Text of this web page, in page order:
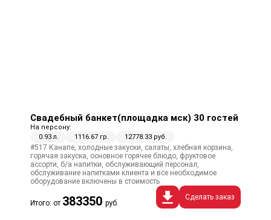
Свадебный банкет(площадка мск) 30 гостей
На персону:
0.93 л.
1116.67 гр. 12778.33 руб.
#517 Канапе, холодные закуски, салаты, хлебная корзина,
горячая закуска, основное горячее блюдо, фруктовое
ассорти, б/а напитки, обслуживающий персонал,
обслуживание напитками клиента и все необходимое
оборудование включены в стоимость
Итого: от 383350 руб.
Сделать заказ